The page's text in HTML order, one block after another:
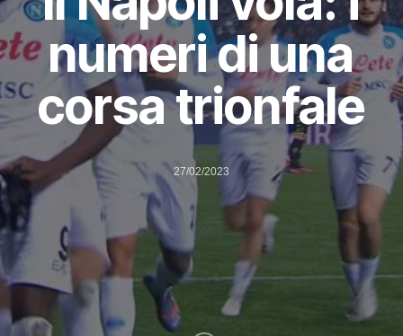
numeri di una
corsa trionfale
27/02/2023